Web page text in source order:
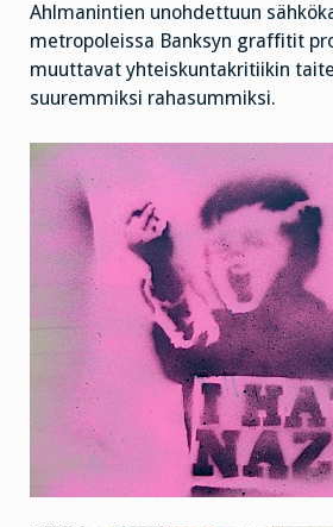
Ahlmanintien unohdettuun
metropoleissa Banksyn graffitit
muuttavat yhteiskuntakritiikin
suuremmiksi rahasummiksi.